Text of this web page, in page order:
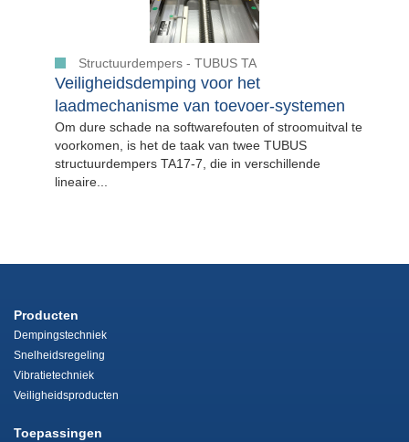
Structuurdempers - TUBUS TA
Veiligheidsdemping voor het
laadmechanisme van toevoer-systemen
Om dure schade na softwarefouten of stroomuitval te
voorkomen, is het de taak van twee TUBUS
structuurdempers TA17-7, die in verschillende
lineaire...
Producten
Dempingstechniek
Snelheidsregeling
Vibratietechniek
Veiligheidsproducten
Toepassingen